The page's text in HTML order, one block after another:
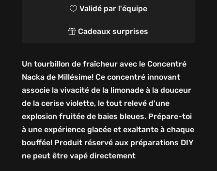
 Validé par l'équipe
 Cadeaux surprises
Un tourbillon de fraîcheur avec le Concentré
Nacka de Millésime! Ce concentré innovant
associe la vivacité de la limonade à la douceur
de la cerise violette, le tout relevé d'une
explosion fruitée de baies bleues. Prépare-toi
à une expérience glacée et exaltante à chaque
bouffée! Produit réservé aux préparations DIY
ne peut être vapé directement